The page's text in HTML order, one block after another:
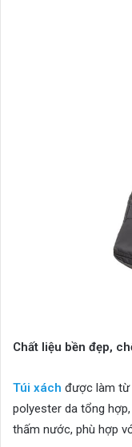
Chất liệu bền đẹp,
Túi xách được làm từ
polyester da tổng
thấm nước, phù hợp